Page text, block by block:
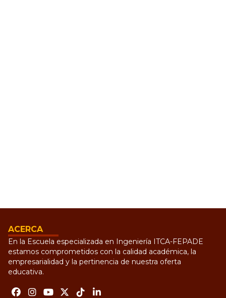
ACERCA
En la Escuela especializada en Ingeniería ITCA-FEPADE
estamos comprometidos con la calidad académica, la
empresarialidad y la pertinencia de nuestra oferta
educativa.